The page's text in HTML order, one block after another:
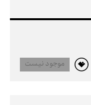
موجود نیست